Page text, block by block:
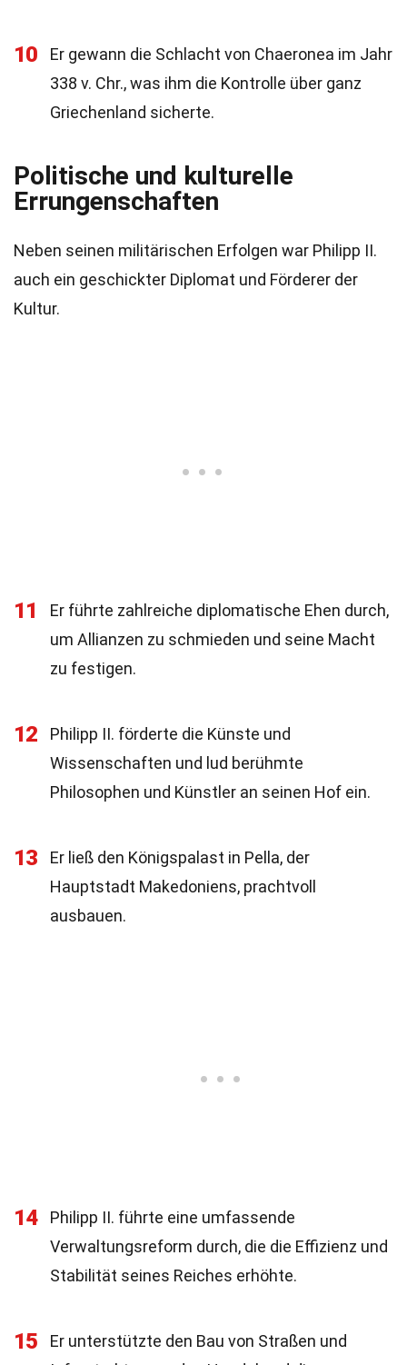
10
Er gewann die Schlacht von Chaeronea im Jahr
338 v. Chr., was ihm die Kontrolle über ganz
Griechenland sicherte.
Politische und kulturelle
Errungenschaften
Neben seinen militärischen Erfolgen war Philipp II.
auch ein geschickter Diplomat und Förderer der
Kultur.
11
Er führte zahlreiche diplomatische Ehen durch,
um Allianzen zu schmieden und seine Macht
zu festigen.
12
Philipp II. förderte die Künste und
Wissenschaften und lud berühmte
Philosophen und Künstler an seinen Hof ein.
13
Er ließ den Königspalast in Pella, der
Hauptstadt Makedoniens, prachtvoll
ausbauen.
14
Philipp II. führte eine umfassende
Verwaltungsreform durch, die die Effizienz und
Stabilität seines Reiches erhöhte.
15
Er unterstützte den Bau von Straßen und